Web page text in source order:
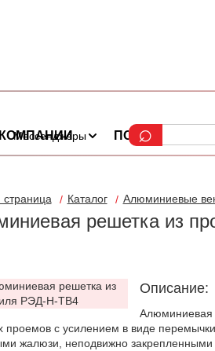
Мессенджеры
решетка из
Описание:
Алюминиевая
проемов с усилением в виде
жалюзи, неподвижно закрепленными
страница Каталог Алюминиевые
ПОРТФОЛИО